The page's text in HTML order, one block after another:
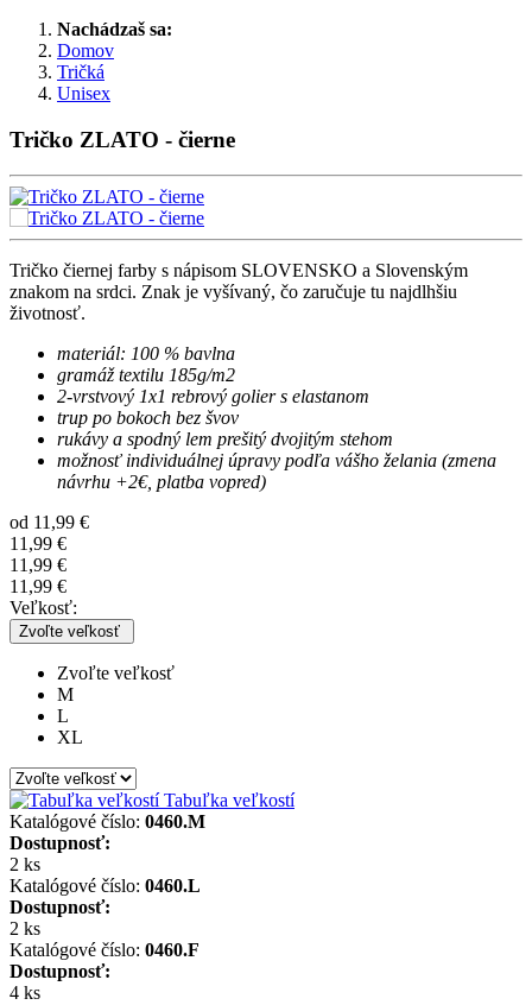
Nachádzaš sa:
Domov
Tričká
Unisex
Tričko ZLATO - čierne
Tričko čiernej farby s nápisom SLOVENSKO a Slovenským
znakom na srdci. Znak je vyšívaný, čo zaručuje tu najdlhšiu
životnosť.
materiál: 100 % bavlna
gramáž textilu 185g/m2
2-vrstvový 1x1 rebrový golier s elastanom
trup po bokoch bez švov
rukávy a spodný lem prešitý dvojitým stehom
možnosť individuálnej úpravy podľa vášho želania (zmena
návrhu +2€, platba vopred)
od 11,99 €
11,99 €
11,99 €
11,99 €
Veľkosť:
Zvoľte veľkosť
Zvoľte veľkosť
M
L
XL
Tabuľka veľkostí
Katalógové číslo: 0460.M
Dostupnosť:
2 ks
Katalógové číslo: 0460.L
Dostupnosť:
2 ks
Katalógové číslo: 0460.F
Dostupnosť:
4 ks